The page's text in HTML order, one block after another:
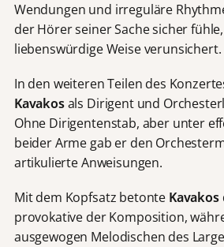
Wendungen und irreguläre
der Hörer seiner Sache sicher
liebenswürdige Weise verunsichert.
In den weiteren Teilen des
Kavakosals Dirigent und
Ohne Dirigentenstab, aber unter
beider Arme gab er den
artikulierte Anweisungen.
Mit dem Kopfsatz betonte Kavakos
provokative der Komposition,
ausgewogen Melodischen des